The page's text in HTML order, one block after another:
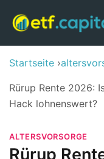
Startseite
Rürup Rente 2026:
Hack lohnenswert?
ALTERSVORSORGE
Rürup